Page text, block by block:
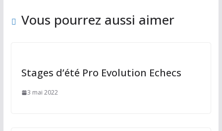
k
Vous pourrez aussi aimer
Stages d’été Pro Evolution Echecs
3 mai 2022